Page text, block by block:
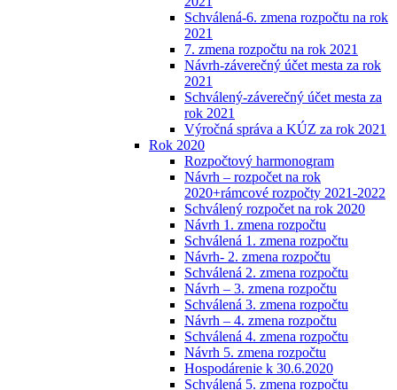
Schválená-6. zmena rozpočtu na rok
2021
7. zmena rozpočtu na rok 2021
Návrh-záverečný účet mesta za rok
2021
Schválený-záverečný účet mesta za
rok 2021
Výročná správa a KÚZ za rok 2021
Rok 2020
Rozpočtový harmonogram
Návrh – rozpočet na rok
2020+rámcové rozpočty 2021-2022
Schválený rozpočet na rok 2020
Návrh 1. zmena rozpočtu
Schválená 1. zmena rozpočtu
Návrh- 2. zmena rozpočtu
Schválená 2. zmena rozpočtu
Návrh – 3. zmena rozpočtu
Schválená 3. zmena rozpočtu
Návrh – 4. zmena rozpočtu
Schválená 4. zmena rozpočtu
Návrh 5. zmena rozpočtu
Hospodárenie k 30.6.2020
Schválená 5. zmena rozpočtu